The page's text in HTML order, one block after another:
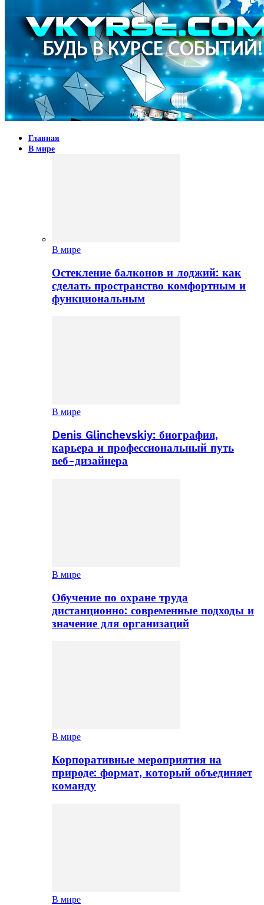
Главная
В мире
В мире
Остекление балконов и лоджий: как
сделать пространство комфортным и
функциональным
В мире
Denis Glinchevskiy: биография,
карьера и профессиональный путь
веб-дизайнера
В мире
Обучение по охране труда
дистанционно: современные подходы и
значение для организаций
В мире
Корпоративные мероприятия на
природе: формат, который объединяет
команду
В мире